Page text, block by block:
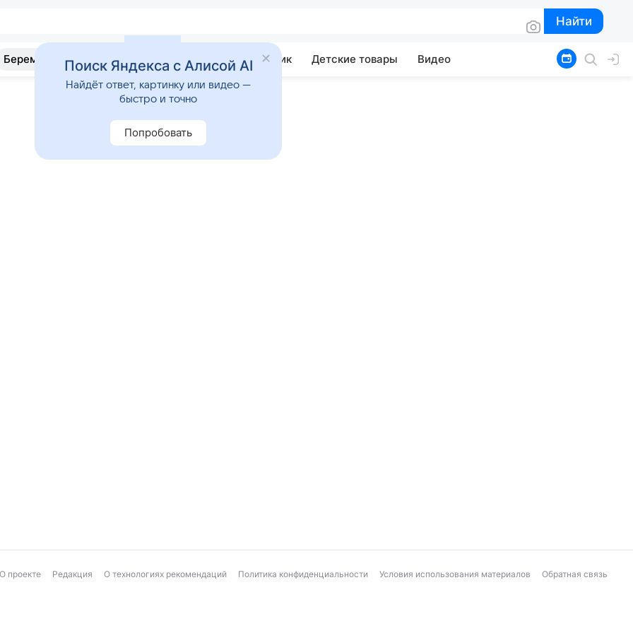
Найти
Найти
Беременность Развитие Почемучка Учебник Детские товары Видео
О проекте Редакция О технологиях рекомендаций Политика конфиденциальности Условия использования материалов Обратная связь
Поиск Яндекса с Алисой AI
Найдёт ответ, картинку или видео —
быстро и точно
Попробовать